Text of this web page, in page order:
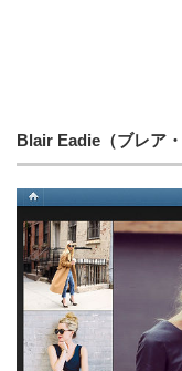
Blair Eadie（ブレア・